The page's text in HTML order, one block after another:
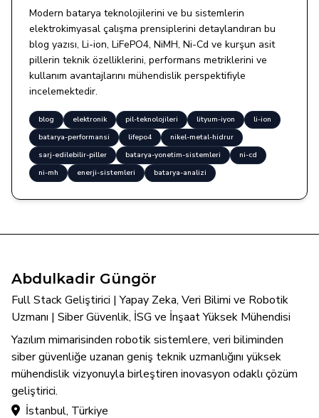
Modern batarya teknolojilerini ve bu sistemlerin
elektrokimyasal çalışma prensiplerini detaylandıran bu
blog yazısı, Li-ion, LiFePO4, NiMH, Ni-Cd ve kurşun asit
pillerin teknik özelliklerini, performans metriklerini ve
kullanım avantajlarını mühendislik perspektifiyle
incelemektedir.
blog elektronik pil-teknolojileri lityum-iyon
li-ion
batarya-performansi
lifepo4
nikel-metal-hidrur
sarj-edilebilir-piller
batarya-yonetim-sistemleri
ni-cd
ni-mh
enerji-sistemleri batarya-analizi
Abdulkadir Güngör
Full Stack Geliştirici | Yapay Zeka, Veri Bilimi ve Robotik
Uzmanı | Siber Güvenlik, İSG ve İnşaat Yüksek Mühendisi
Yazılım mimarisinden robotik sistemlere, veri biliminden
siber güvenliğe uzanan geniş teknik uzmanlığını yüksek
mühendislik vizyonuyla birleştiren inovasyon odaklı çözüm
geliştirici.
İstanbul, Türkiye